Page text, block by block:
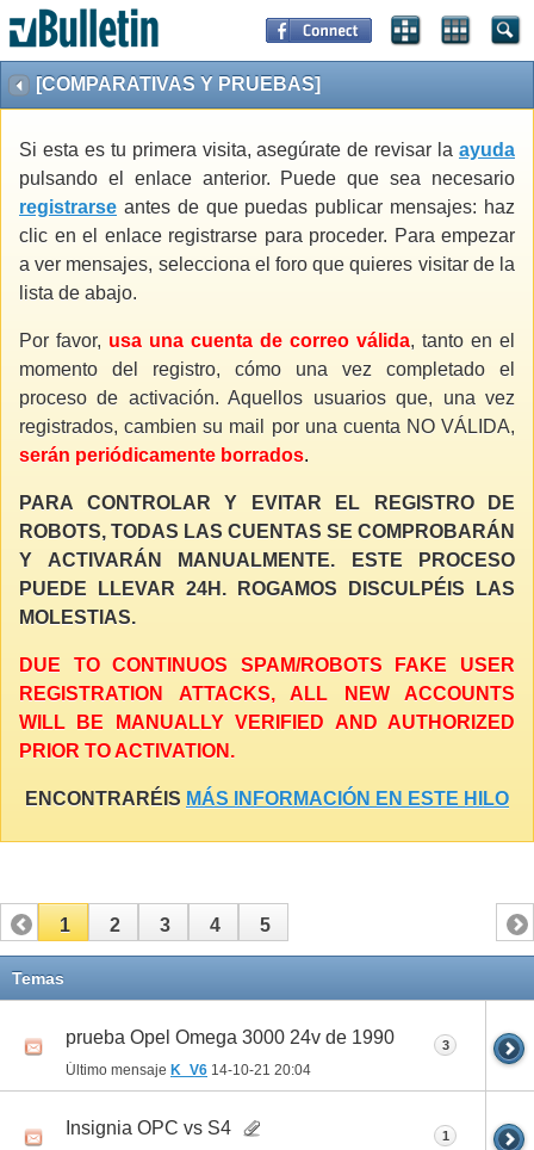
[COMPARATIVAS Y PRUEBAS]
Si esta es tu primera visita, asegúrate de revisar la ayuda
pulsando el enlace anterior. Puede que sea necesario
registrarse antes de que puedas publicar mensajes: haz
clic en el enlace registrarse para proceder. Para empezar
a ver mensajes, selecciona el foro que quieres visitar de la
lista de abajo.
Por favor, usa una cuenta de correo válida, tanto en el
momento del registro, cómo una vez completado el
proceso de activación. Aquellos usuarios que, una vez
registrados, cambien su mail por una cuenta NO VÁLIDA,
serán periódicamente borrados.
PARA CONTROLAR Y EVITAR EL REGISTRO DE
ROBOTS, TODAS LAS CUENTAS SE COMPROBARÁN
Y ACTIVARÁN MANUALMENTE. ESTE PROCESO
PUEDE LLEVAR 24H. ROGAMOS DISCULPÉIS LAS
MOLESTIAS.
DUE TO CONTINUOS SPAM/ROBOTS FAKE USER
REGISTRATION ATTACKS, ALL NEW ACCOUNTS
WILL BE MANUALLY VERIFIED AND AUTHORIZED
PRIOR TO ACTIVATION.
ENCONTRARÉIS MÁS INFORMACIÓN EN ESTE HILO
1 2 3 4 5
Temas
prueba Opel Omega 3000 24v de 1990
Último mensaje K_V6 14-10-21 20:04
3
Insignia OPC vs S4 1